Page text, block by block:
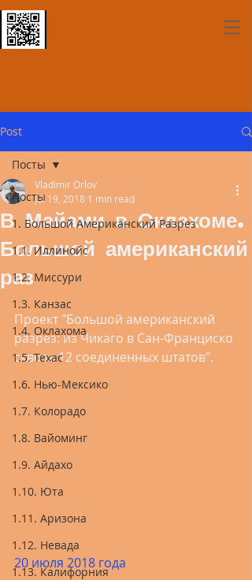
Post
Посты
1. Большой Американский Разрез
1.1. Иллинойс
1.2. Миссури
1.3. Канзас
1.4. Оклахома
1.5. Техас
1.6. Нью-Мексико
1.7. Колорадо
1.8. Вайоминг
1.9. Айдахо
1.10. Юта
1.11. Аризона
1.12. Невада
1.13. Калифорния
Посты
В Майами в Оклахоме.
Большой американский
раз
Vladimir Orlov
Jul 19, 2018 1 min read
Проект "Большой американский
разрез: из Чикаго в Сан-Франциско
сквозь 12 соединенных штатов".
20 июля 2018 года